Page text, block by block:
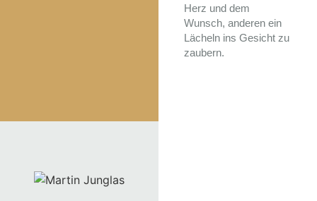
Herz und dem
Wunsch, anderen ein
Lächeln ins Gesicht zu
zaubern.